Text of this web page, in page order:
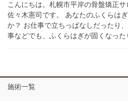
こんにちは。札幌市平岸の骨盤矯正
佐々木憲司です。 あなたのふくらは
か？ お仕事で立ちっぱなしだったり
事などでも、ふくらはぎが固くなっ
施術一覧